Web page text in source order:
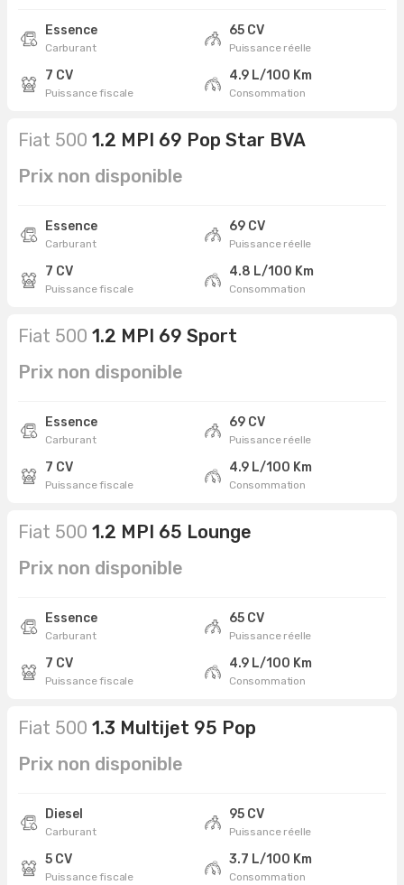
Essence
Carburant
65 CV
Puissance réelle
7 CV
Puissance fiscale
4.9 L/100 Km
Consommation
Fiat 500 1.2 MPI 69 Pop Star BVA
Prix non disponible
Essence
Carburant
69 CV
Puissance réelle
7 CV
Puissance fiscale
4.8 L/100 Km
Consommation
Fiat 500 1.2 MPI 69 Sport
Prix non disponible
Essence
Carburant
69 CV
Puissance réelle
7 CV
Puissance fiscale
4.9 L/100 Km
Consommation
Fiat 500 1.2 MPI 65 Lounge
Prix non disponible
Essence
Carburant
65 CV
Puissance réelle
7 CV
Puissance fiscale
4.9 L/100 Km
Consommation
Fiat 500 1.3 Multijet 95 Pop
Prix non disponible
Diesel
Carburant
95 CV
Puissance réelle
5 CV
Puissance fiscale
3.7 L/100 Km
Consommation